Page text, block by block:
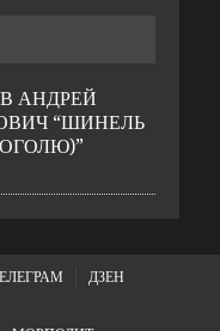
АНДРЕЙ
“ШИНЕЛЬ
ДЗЕН